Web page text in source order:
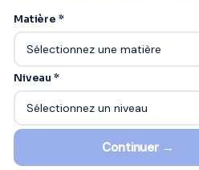
Matière *
Niveau *
Continuer →